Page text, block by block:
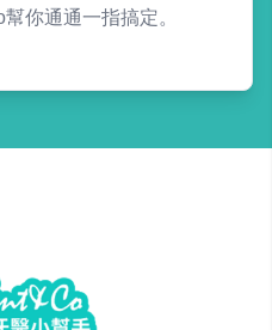
你通通一指搞定。